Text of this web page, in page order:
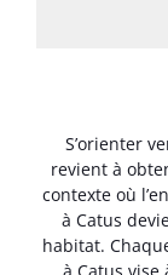
S’orienter
revient à
contexte où
à Catus
habitat.
à Catus